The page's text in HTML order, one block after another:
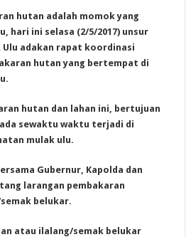
hutan adalah momok yang
hari ini selasa (2/5/2017) unsur
adakan rapat koordinasi
hutan yang bertempat di
hutan dan lahan ini, bertujuan
sewaktu waktu terjadi di
mulak ulu.
Gubernur, Kapolda dan
larangan pembakaran
belukar.
atau ilalang/semak belukar